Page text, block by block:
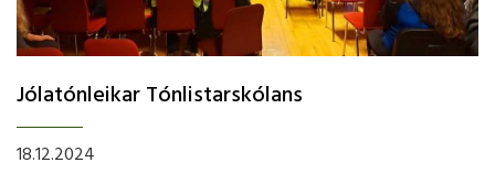
Jólatónleikar Tónlistarskólans
18.12.2024